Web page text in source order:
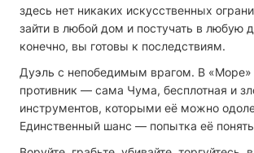
здесь нет никаких искусственных
зайти в любой дом и постучать в любую
конечно, вы готовы к последствиям.
Дуэль с непобедимым врагом. В «Море»
противник — сама Чума, бесплотная и
инструментов, которыми её можно
Единственный шанс — попытка её